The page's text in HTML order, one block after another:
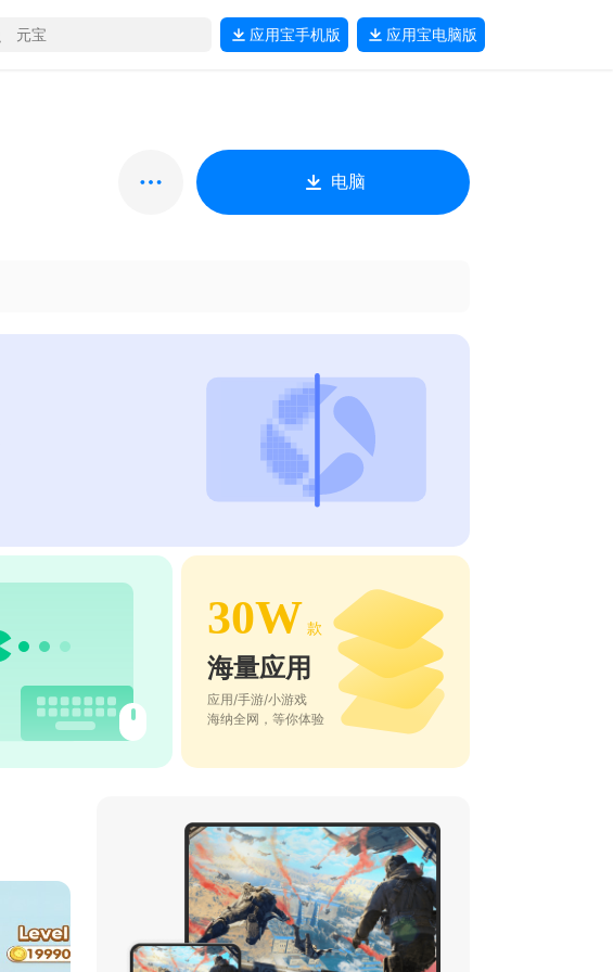
应用宝手机版 应用宝电脑版
电脑
30W 款
海量应用
应用/手游/小游戏
海纳全网，等你体验